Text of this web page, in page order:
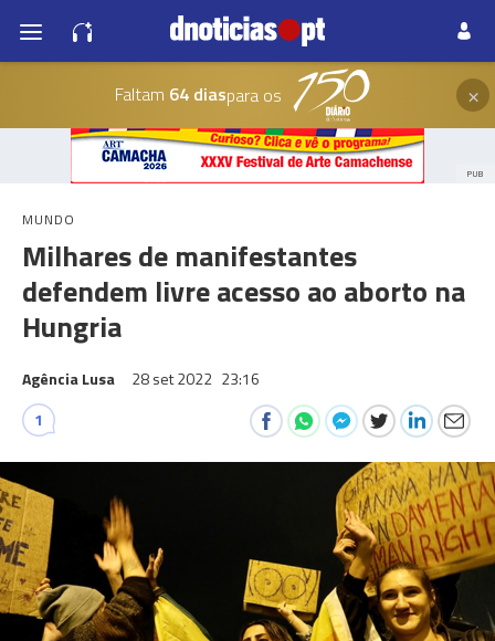
Faltam 64 diaspara os ×
PUB
MUNDO
Milhares de manifestantes
defendem livre acesso ao aborto na
Hungria
Agência Lusa 28 set 2022 23:16
1